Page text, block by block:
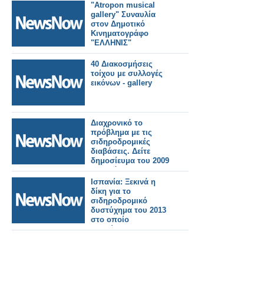
"Atropon musical
gallery" Συναυλία
στον Δημοτικό
Κινηματογράφο
"ΕΛΛΗΝΙΣ"
40 Διακοσμήσεις
τοίχου με συλλογές
εικόνων - gallery
Διαχρονικό το
πρόβλημα με τις
σιδηροδρομικές
διαβάσεις. Δείτε
δημοσίευμα του 2009
και ανάρτηση των
«Σιδηροδρομικών
Νέων» το 2013
Ισπανία: Ξεκινά η
δίκη για το
σιδηροδρομικό
δυστύχημα του 2013
στο οποίο
σκοτώθηκαν 80